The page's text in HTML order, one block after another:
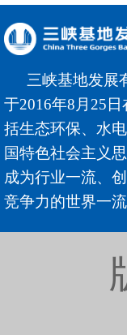
三峡基地发展
于2016年8月25
括生态环保、水
国特色社会主义
成为行业一流、
竞争力的世界一